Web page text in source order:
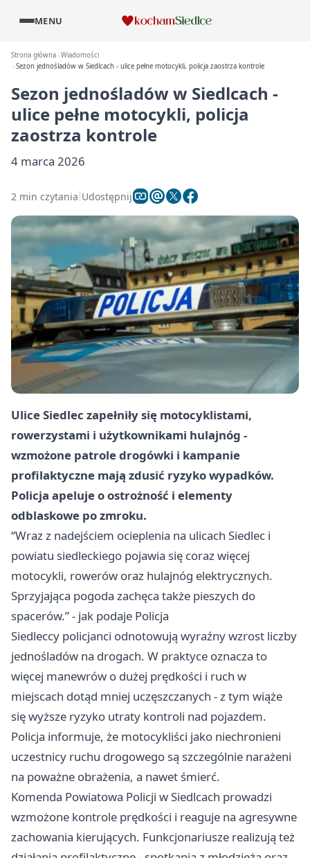
MENU
Strona główna Wiadomości
Sezon jednośladów w Siedlcach - ulice pełne motocykli, policja zaostrza kontrole
Sezon jednośladów w Siedlcach -
ulice pełne motocykli, policja
zaostrza kontrole
4 marca 2026
2 min czytania Udostępnij
Ulice Siedlec zapełniły się motocyklistami,
rowerzystami i użytkownikami hulajnóg -
wzmożone patrole drogówki i kampanie
profilaktyczne mają zdusić ryzyko wypadków.
Policja apeluje o ostrożność i elementy
odblaskowe po zmroku.
“Wraz z nadejściem ocieplenia na ulicach Siedlec i
powiatu siedleckiego pojawia się coraz więcej
motocykli, rowerów oraz hulajnóg elektrycznych.
Sprzyjająca pogoda zachęca także pieszych do
spacerów.” - jak podaje Policja
Siedleccy policjanci odnotowują wyraźny wzrost liczby
jednośladów na drogach. W praktyce oznacza to
więcej manewrów o dużej prędkości i ruch w
miejscach dotąd mniej uczęszczanych - z tym wiąże
się wyższe ryzyko utraty kontroli nad pojazdem.
Policja informuje, że motocykliści jako niechronieni
uczestnicy ruchu drogowego są szczególnie narażeni
na poważne obrażenia, a nawet śmierć.
Komenda Powiatowa Policji w Siedlcach prowadzi
wzmożone kontrole prędkości i reaguje na agresywne
zachowania kierujących. Funkcjonariusze realizują też